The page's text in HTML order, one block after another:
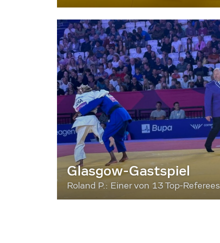
Glasgow-Gastspiel
Roland P.: Einer von 13 Top-Referees